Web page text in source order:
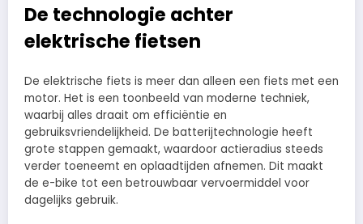
De technologie achter
elektrische fietsen
De elektrische fiets is meer dan alleen een fiets met een
motor. Het is een toonbeeld van moderne techniek,
waarbij alles draait om efficiëntie en
gebruiksvriendelijkheid. De batterijtechnologie heeft
grote stappen gemaakt, waardoor actieradius steeds
verder toeneemt en oplaadtijden afnemen. Dit maakt
de e-bike tot een betrouwbaar vervoermiddel voor
dagelijks gebruik.